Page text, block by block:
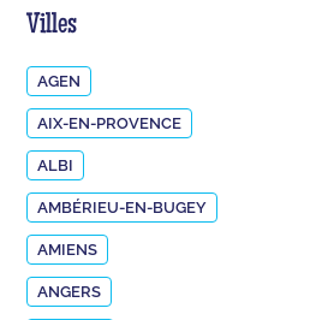
Villes
AGEN
AIX-EN-PROVENCE
ALBI
AMBÉRIEU-EN-BUGEY
AMIENS
ANGERS